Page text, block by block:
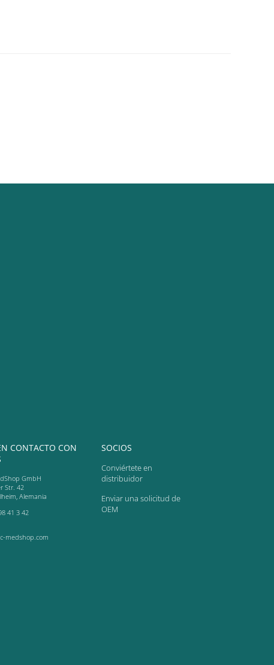
CONTACTO CON
GmbH
Str. 42
Alemania
41 3 42
medshop.com
SOCIOS
Conviértete en
distribuidor
Enviar una solicitud de
OEM